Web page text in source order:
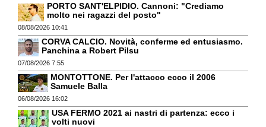
PORTO SANT'ELPIDIO. Cannoni: "Crediamo
molto nei ragazzi del posto"
08/08/2026 10:41
CORVA CALCIO. Novità, conferme ed entusiasmo.
Panchina a Robert Pilsu
07/08/2026 7:55
MONTOTTONE. Per l'attacco ecco il 2006
Samuele Balla
06/08/2026 16:02
USA FERMO 2021 ai nastri di partenza: ecco i
volti nuovi